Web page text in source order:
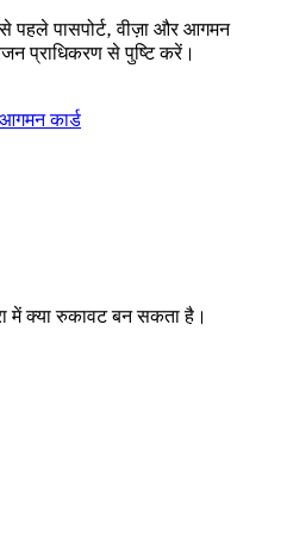
पहले पासपोर्ट, वीज़ा और आगमन
प्राधिकरण से पुष्टि करें।
कार्ड
में क्या रुकावट बन सकता है।